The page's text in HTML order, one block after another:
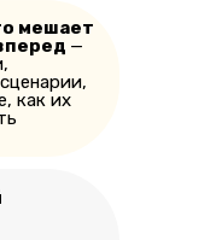
мешает
—
как их